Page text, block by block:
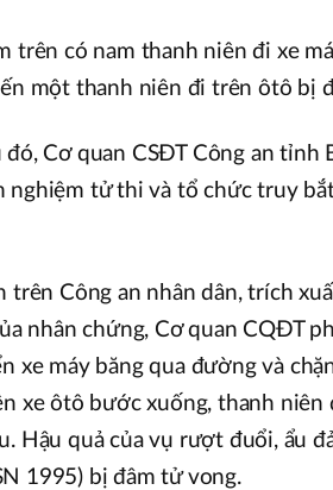
trên có nam thanh niên đi xe
một thanh niên đi trên ôtô bị
đó, Cơ quan CSĐT Công an
nghiệm tử thi và tổ chức truy
trên Công an nhân dân, trích
nhân chứng, Cơ quan CQĐT
xe máy băng qua đường và
xe ôtô bước xuống, thanh
Hậu quả của vụ rượt đuổi, ẩu
1995) bị đâm tử vong.